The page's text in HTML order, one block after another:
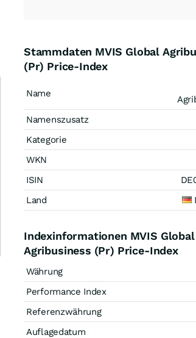
Stammdaten MVIS Global
(Pr) Price-Index
Name
Namenszusatz
Kategorie
WKN
ISIN
Land
Indexinformationen MVIS Global
Agribusiness (Pr) Price-Index
Währung
Performance Index
Referenzwährung
Auflagedatum